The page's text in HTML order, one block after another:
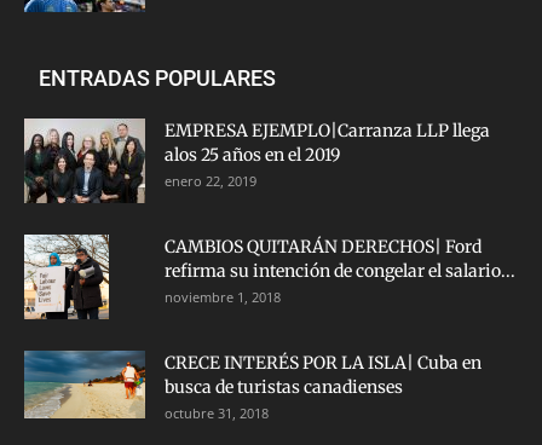
ENTRADAS POPULARES
EMPRESA EJEMPLO|Carranza LLP llega
alos 25 años en el 2019
enero 22, 2019
CAMBIOS QUITARÁN DERECHOS| Ford
refirma su intención de congelar el salario...
noviembre 1, 2018
CRECE INTERÉS POR LA ISLA| Cuba en
busca de turistas canadienses
octubre 31, 2018